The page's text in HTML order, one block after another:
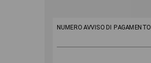
NUMERO AVVISO DI PAGAMENTO
Importo